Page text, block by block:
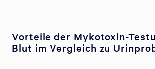
Vorteile der Mykotoxin-
Blut im Vergleich zu